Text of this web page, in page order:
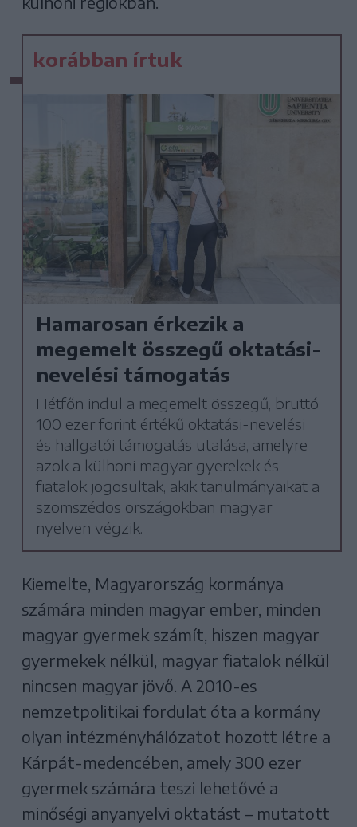
korábban írtuk
Hamarosan érkezik a
megemelt összegű oktatási-
nevelési támogatás
Hétfőn indul a megemelt összegű, bruttó
100 ezer forint értékű oktatási-nevelési
és hallgatói támogatás utalása, amelyre
azok a külhoni magyar gyerekek és
fiatalok jogosultak, akik tanulmányaikat a
szomszédos országokban magyar
nyelven végzik.
Kiemelte, Magyarország kormánya
számára minden magyar ember, minden
magyar gyermek számít, hiszen magyar
gyermekek nélkül, magyar fiatalok nélkül
nincsen magyar jövő. A 2010-es
nemzetpolitikai fordulat óta a kormány
olyan intézményhálózatot hozott létre a
Kárpát-medencében, amely 300 ezer
gyermek számára teszi lehetővé a
minőségi anyanyelvi oktatást – mutatott